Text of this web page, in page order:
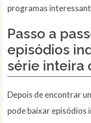
programas
Passo a
episódios
série inteira
Depois de encontrar
pode baixar episódios